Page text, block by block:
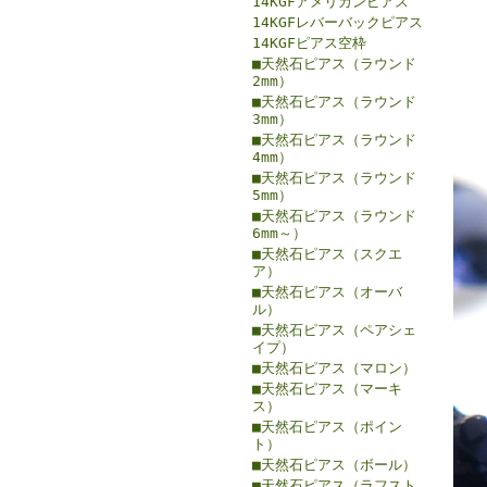
14KGFレバーバックピアス
14KGFピアス空枠
■天然石ピアス（ラウンド
2mm）
■天然石ピアス（ラウンド
3mm）
■天然石ピアス（ラウンド
4mm）
■天然石ピアス（ラウンド
5mm）
■天然石ピアス（ラウンド
6mm～）
■天然石ピアス（スクエ
ア）
■天然石ピアス（オーバ
ル）
■天然石ピアス（ペアシェ
イプ）
■天然石ピアス（マロン）
■天然石ピアス（マーキ
ス）
■天然石ピアス（ポイン
ト）
■天然石ピアス（ボール）